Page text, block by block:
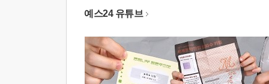
예스24 유튜브